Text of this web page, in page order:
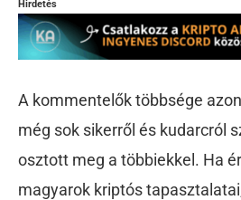
Hirdetés
A kommentelők többsége
még sok sikerről és kudarcról
osztott meg a többiekkel. Ha
magyarok kriptós